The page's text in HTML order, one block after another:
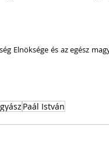
Elnöksége és az egész
gyász Paál István